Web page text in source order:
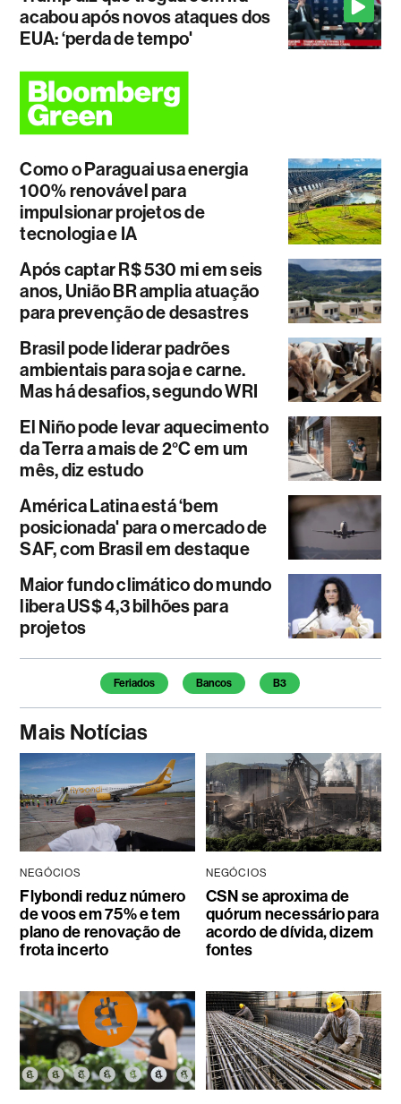
acabou após novos ataques dos
EUA: ‘perda de tempo'
Como o Paraguai usa energia
100% renovável para
impulsionar projetos de
tecnologia e IA
Após captar R$ 530 mi em seis
anos, União BR amplia atuação
para prevenção de desastres
Brasil pode liderar padrões
ambientais para soja e carne.
Mas há desafios, segundo WRI
El Niño pode levar aquecimento
da Terra a mais de 2°C em um
mês, diz estudo
América Latina está ‘bem
posicionada' para o mercado de
SAF, com Brasil em destaque
Maior fundo climático do mundo
libera US$ 4,3 bilhões para
projetos
Temas deste artigo
Feriados Bancos B3
Mais Notícias
NEGÓCIOS
Flybondi reduz número
de voos em 75% e tem
plano de renovação de
frota incerto
NEGÓCIOS
CSN se aproxima de
quórum necessário para
acordo de dívida, dizem
fontes